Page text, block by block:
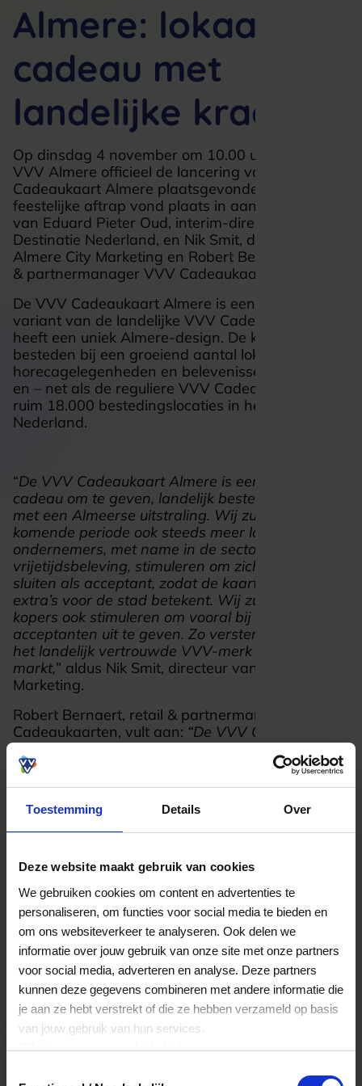
Toestemming Details Over
Deze website maakt gebruik van cookies
We gebruiken cookies om content en advertenties te
personaliseren, om functies voor social media te bieden en
om ons websiteverkeer te analyseren. Ook delen we
informatie over jouw gebruik van onze site met onze partners
voor social media, adverteren en analyse. Deze partners
kunnen deze gegevens combineren met andere informatie die
je aan ze hebt verstrekt of die ze hebben verzameld op basis
van jouw gebruik van hun services.
Klikhiervoor ons cookiebeleid.
Almere: lokaal
cadeau met
landelijke kracht
Op dinsdag 4 november om 10.00 uur heeft bij
VVV Almere officieel de lancering van de VVV
Cadeaukaart Almere plaatsgevonden. De
feestelijke aftrap vond plaats in aanwezigheid
van Eduard Pieter Oud, interim-directeur van
Destinatie Nederland, en Nik Smit, directeur van
Almere City Marketing en Robert Bernaert, retail
& partnermanager VVV Cadeaukaarten.
De VVV Cadeaukaart Almere is een lokale
variant van de landelijke VVV Cadeaukaart en
heeft een uniek Almere-design. De kaart is te
besteden bij een groeiend aantal lokale winkels,
horecagelegenheden en belevenissen in Almere,
en – net als de reguliere VVV Cadeaukaart – bij
ruim 18.000 bestedingslocaties in heel
Nederland.
“De VVV Cadeaukaart Almere is een prachtig
cadeau om te geven, landelijk besteedbaar maar
met een Almeerse uitstraling. Wij zullen de
komende periode ook steeds meer lokale
ondernemers, met name in de sector
vrijetijdsbeleving, stimuleren om zich aan te
sluiten als acceptant, zodat de kaart ook echt iets
extra’s voor de stad betekent. Wij zullen de
kopers ook stimuleren om vooral bij Almeerse
acceptanten uit te geven. Zo versterken we met
het landelijk vertrouwde VVV-merk ook de lokale
markt,” aldus Nik Smit, directeur van Almere City
Marketing.
Robert Bernaert, retail & partnermanager VVV
Cadeaukaarten, vult aan: “De VVV Cadeaukaart
Almere creëert een unieke verbinding tussen
gemeente, ondernemers en consumenten. Het is
een krachtig middel om lokaal ondernemerschap
bezoekers actief bij de stad te betrekken. De VVV
Cadeaukaart Lokaal is een symbool van